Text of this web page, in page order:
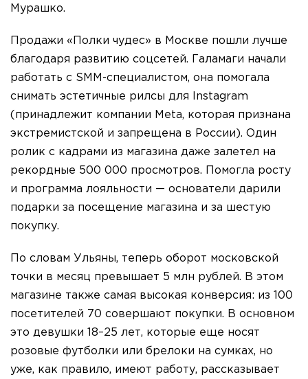
Мурашко.
Продажи «Полки чудес» в Москве пошли лучше
благодаря развитию соцсетей. Галамаги начали
работать с SMM-специалистом, она помогала
снимать эстетичные рилсы для Instagram
(принадлежит компании Meta, которая признана
экстремистской и запрещена в России). Один
ролик с кадрами из магазина даже залетел на
рекордные 500 000 просмотров. Помогла росту
и программа лояльности — основатели дарили
подарки за посещение магазина и за шестую
покупку.
По словам Ульяны, теперь оборот московской
точки в месяц превышает 5 млн рублей. В этом
магазине также самая высокая конверсия: из 100
посетителей 70 совершают покупки. В основном
это девушки 18–25 лет, которые еще носят
розовые футболки или брелоки на сумках, но
уже, как правило, имеют работу, рассказывает